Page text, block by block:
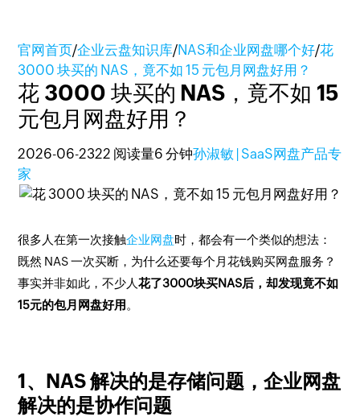
官网首页/企业云盘知识库/NAS和企业网盘哪个好/花
3000 块买的 NAS，竟不如 15 元包月网盘好用？
花 3000 块买的 NAS，竟不如 15
元包月网盘好用？
2026-06-2322 阅读量6 分钟孙淑敏 | SaaS网盘产品专
家
很多人在第一次接触企业网盘时，都会有一个类似的想法：
既然 NAS 一次买断，为什么还要每个月花钱购买网盘服务？
事实并非如此，不少人花了3000块买NAS后，却发现竟不如
15元的包月网盘好用 。
1、NAS 解决的是存储问题，企业网盘
解决的是协作问题